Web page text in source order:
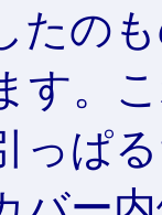
たの
す。
っぱ